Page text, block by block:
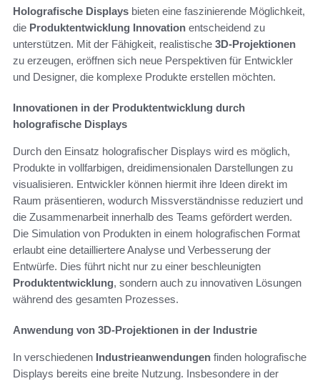
Holografische Displays bieten eine faszinierende Möglichkeit,
die Produktentwicklung Innovation entscheidend zu
unterstützen. Mit der Fähigkeit, realistische 3D-Projektionen
zu erzeugen, eröffnen sich neue Perspektiven für Entwickler
und Designer, die komplexe Produkte erstellen möchten.
Innovationen in der Produktentwicklung durch
holografische Displays
Durch den Einsatz holografischer Displays wird es möglich,
Produkte in vollfarbigen, dreidimensionalen Darstellungen zu
visualisieren. Entwickler können hiermit ihre Ideen direkt im
Raum präsentieren, wodurch Missverständnisse reduziert und
die Zusammenarbeit innerhalb des Teams gefördert werden.
Die Simulation von Produkten in einem holografischen Format
erlaubt eine detailliertere Analyse und Verbesserung der
Entwürfe. Dies führt nicht nur zu einer beschleunigten
Produktentwicklung, sondern auch zu innovativen Lösungen
während des gesamten Prozesses.
Anwendung von 3D-Projektionen in der Industrie
In verschiedenen Industrieanwendungen finden holografische
Displays bereits eine breite Nutzung. Insbesondere in der